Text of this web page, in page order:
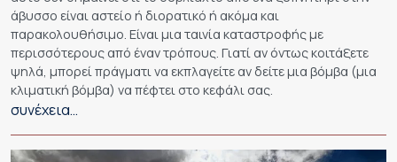
άβυσσο είναι αστείο ή διορατικό ή ακόμα και
παρακολουθήσιμο. Είναι μια ταινία καταστροφής με
περισσότερους από έναν τρόπους. Γιατί αν όντως κοιτάξετε
ψηλά, μπορεί πράγματι να εκπλαγείτε αν δείτε μια βόμβα (μια
κλιματική βόμβα) να πέφτει στο κεφάλι σας.
συνέχεια…